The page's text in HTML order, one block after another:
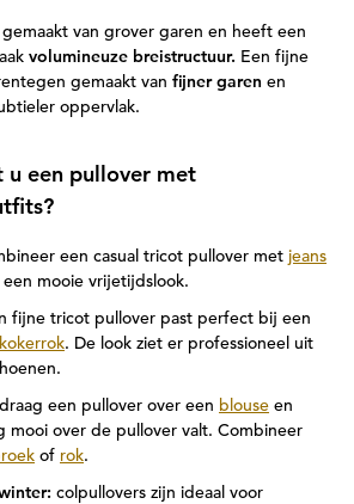
van grover garen en heeft een
volumineuze breistructuur. Een fijne
gemaakt van fijner garen en
oppervlak.
u een pullover met
een casual tricot pullover met jeans
mooie vrijetijdslook.
fijne tricot pullover past perfect bij een
kokerrok. De look ziet er professioneel uit
draag een pullover over een blouse en
mooi over de pullover valt. Combineer
of rok.
colpullovers zijn ideaal voor